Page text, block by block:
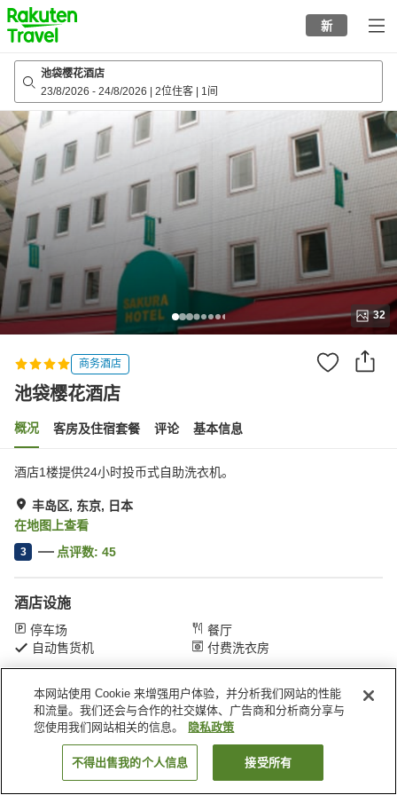
to
top
page
新
池袋樱花酒店
23/8/2026 - 24/8/2026 2位住客 1间
32
商务酒店
池袋樱花酒店
概况 客房及住宿套餐 评论 基本信息
酒店1楼提供24小时投币式自助洗衣机。
丰岛区, 东京, 日本
在地图上查看
3 点评数: 45
酒店设施
停车场
餐厅
自动售货机
付费洗衣房
首页 日本 东京 丰岛区 池袋樱花酒店
搜索客房
本网站使用 Cookie 来增强用户体验，并分析我们网站的性能
和流量。我们还会与合作的社交媒体、广告商和分析商分享与
您使用我们网站相关的信息。
隐私政策
不得出售我的个人信息 接受所有